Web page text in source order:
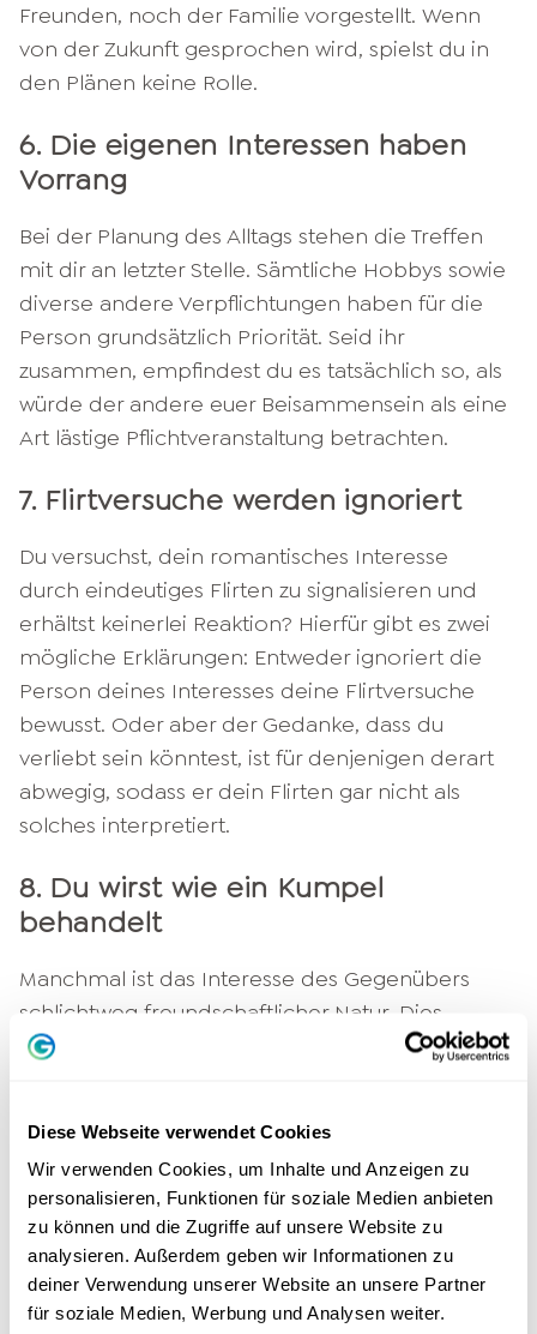
Diese Webseite verwendet Cookies
Wir verwenden Cookies, um Inhalte und Anzeigen zu
personalisieren, Funktionen für soziale Medien anbieten
zu können und die Zugriffe auf unsere Website zu
analysieren. Außerdem geben wir Informationen zu
deiner Verwendung unserer Website an unsere Partner
für soziale Medien, Werbung und Analysen weiter.
Freunden, noch der Familie vorgestellt. Wenn
von der Zukunft gesprochen wird, spielst du in
den Plänen keine Rolle.
6. Die eigenen Interessen haben
Vorrang
Bei der Planung des Alltags stehen die Treffen
mit dir an letzter Stelle. Sämtliche Hobbys sowie
diverse andere Verpflichtungen haben für die
Person grundsätzlich Priorität. Seid ihr
zusammen, empfindest du es tatsächlich so, als
würde der andere euer Beisammensein als eine
Art lästige Pflichtveranstaltung betrachten.
7. Flirtversuche werden ignoriert
Du versuchst, dein romantisches Interesse
durch eindeutiges Flirten zu signalisieren und
erhältst keinerlei Reaktion? Hierfür gibt es zwei
mögliche Erklärungen: Entweder ignoriert die
Person deines Interesses deine Flirtversuche
bewusst. Oder aber der Gedanke, dass du
verliebt sein könntest, ist für denjenigen derart
abwegig, sodass er dein Flirten gar nicht als
solches interpretiert.
8. Du wirst wie ein Kumpel
behandelt
Manchmal ist das Interesse des Gegenübers
schlichtweg freundschaftlicher Natur. Dies
bemerkst du daran, dass derjenige dich wie
Sprüche und lässt keinerlei romantische
Atmosphäre aufkommen. Dementsprechend
finden auch keine körperlichen
Annäherungsversuche statt.
9. Der andere erzählt von seinen